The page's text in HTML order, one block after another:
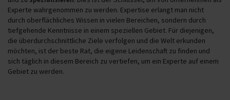
Experte wahrgenommen zu werden. Expertise erlangt man nicht
durch oberflächliches Wissen in vielen Bereichen, sondern durch
tiefgehende Kenntnisse in einem speziellen Gebiet. Für diejenigen,
die überdurchschnittliche Ziele verfolgen und die Welt erkunden
möchten, ist der beste Rat, die eigene Leidenschaft zu finden und
sich täglich in diesem Bereich zu vertiefen, um ein Experte auf einem
Gebiet zu werden.